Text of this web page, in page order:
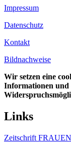
Impressum
Datenschutz
Kontakt
Bildnachweise
Wir setzen eine
Informationen und
Links
Zeitschrift